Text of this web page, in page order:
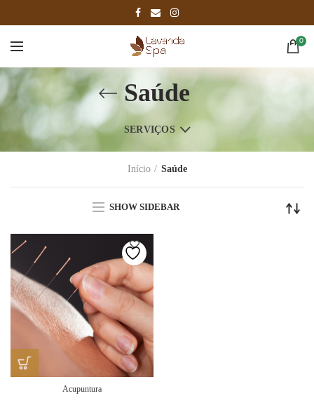
0
Saúde
SERVIÇOS
Início Saúde
SHOW SIDEBAR
Acupuntura